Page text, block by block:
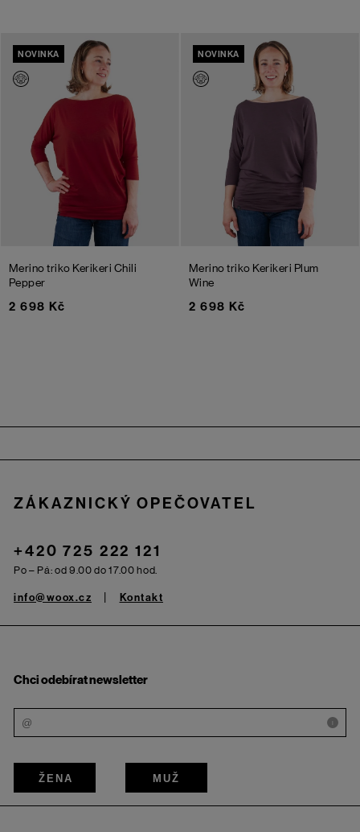
NOVINKA
Merino triko Kerikeri Chili
Pepper
2 698 Kč
NOVINKA
Merino triko Kerikeri Plum
Wine
2 698 Kč
ZÁKAZNICKÝ OPEČOVATEL
+420 725 222 121
Po – Pá: od 9.00 do 17.00 hod.
info@woox.cz Kontakt
Chci odebírat newsletter
i
ŽENA MUŽ